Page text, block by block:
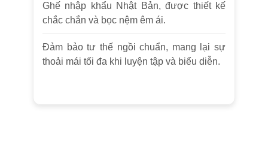
Ghế nhập khẩu Nhật Bản, được thiết kế
chắc chắn và bọc nệm êm ái.
Đảm bảo tư thế ngồi chuẩn, mang lại sự
thoải mái tối đa khi luyện tập và biểu diễn.